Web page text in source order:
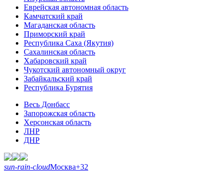
Еврейская автономная область
Камчатский край
Магаданская область
Приморский край
Республика Саха (Якутия)
Сахалинская область
Хабаровский край
Чукотский автономный округ
Забайкальский край
Республика Бурятия
Весь Донбасс
Запорожская область
Херсонская область
ЛНР
ДНР
sun-rain-cloudМосква+32